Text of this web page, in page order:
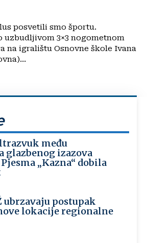
posvetili smo športu.
uzbudljivom 3×3 nogometnom
na igralištu Osnovne škole Ivana
među
glazbenog izazova
„Kazna“ dobila
ubrzavaju postupak
lokacije regionalne